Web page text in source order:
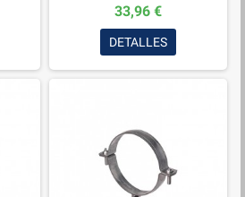
33,96 €
DETALLES